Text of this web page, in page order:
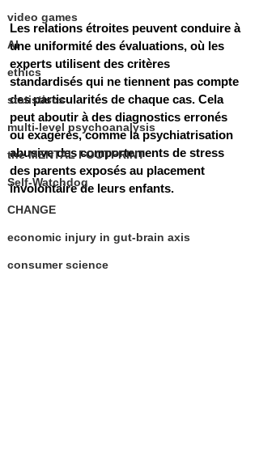
video games
AI
ethics
statistiscs
multi-level psychoanalysis
the MENTAL FOOTPRINT
Self-Watchdog
CHANGE
economic injury in gut-brain axis
consumer science
Les relations étroites peuvent conduire à
une uniformité des évaluations, où les
experts utilisent des critères
standardisés qui ne tiennent pas compte
des particularités de chaque cas. Cela
peut aboutir à des diagnostics erronés
ou exagérés, comme la psychiatrisation
abusive des comportements de stress
des parents exposés au placement
involontaire de leurs enfants.